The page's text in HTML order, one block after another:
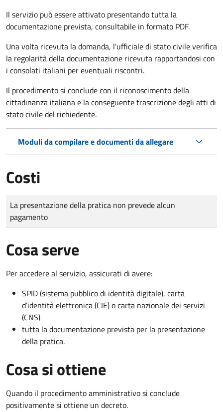
Il servizio può essere attivato presentando tutta la
documentazione prevista, consultabile in formato PDF.
Una volta ricevuta la domanda, l'ufficiale di stato civile verifica
la regolarità della documentazione ricevuta rapportandosi con
i consolati italiani per eventuali riscontri.
Il procedimento si conclude con il riconoscimento della
cittadinanza italiana e la conseguente trascrizione degli atti di
stato civile del richiedente.
Moduli da compilare e documenti da allegare
Costi
Tipo di pagamento
Importo
La presentazione della pratica non prevede alcun
pagamento
Cosa serve
Per accedere al servizio, assicurati di avere:
SPID (sistema pubblico di identità digitale), carta
d’identità elettronica (CIE) o carta nazionale dei servizi
(CNS)
tutta la documentazione prevista per la presentazione
della pratica.
Cosa si ottiene
Quando il procedimento amministrativo si conclude
positivamente si ottiene un decreto.